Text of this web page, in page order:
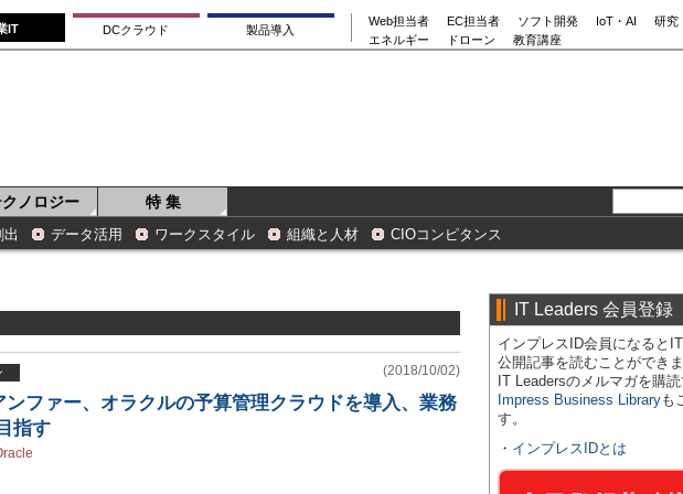
IT DCクラウド 製品導入
Web担当者 EC担当者 ソフト開発 IoT・AI
研究
エネルギー
ドローン 教育講座
クノロジー 特 集
出 データ活用 ワークスタイル 組織と人材 CIOコンピタンス
(2018/10/02)
ンファー、オラクルの予算管理クラウドを導入、業務
指す
IT Leaders 会員登録
インプレスID会員になると
公開記事を読むことができま
IT Leadersのメルマガを購
Impress Business Libraryも
す。
・ インプレスIDとは